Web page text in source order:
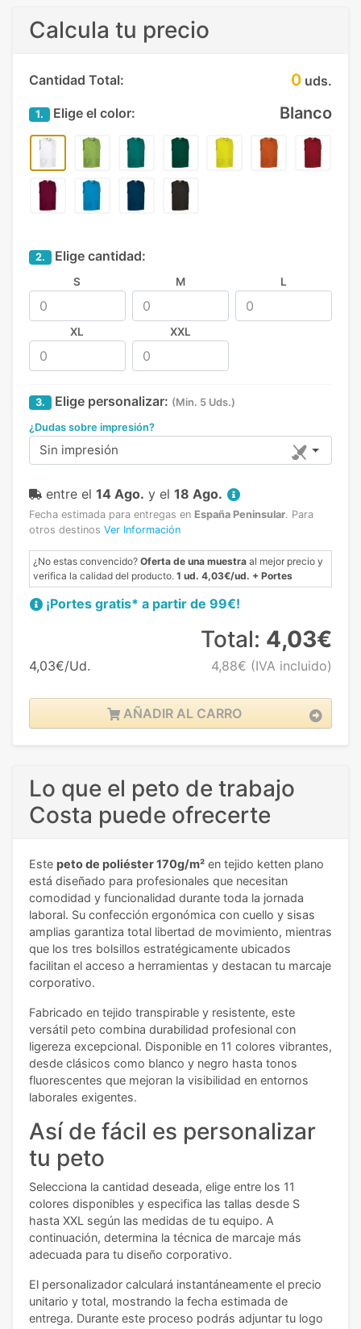
Calcula tu precio
Cantidad Total: 0 uds.
1. Elige el color: Blanco
2. Elige cantidad:
S M L
XL XXL
3. Elige personalizar: (Min. 5 Uds.)
¿Dudas sobre impresión?
Sin impresión
entre el 14 Ago. y el 18 Ago.
Fecha estimada para entregas en España Peninsular. Para
otros destinos Ver Información
¿No estas convencido? Oferta de una muestra al mejor precio y
verifica la calidad del producto. 1 ud. 4,03€/ud. + Portes
¡Portes gratis* a partir de 99€!
4,03€/Ud.
Total: 4,03€
4,88€ (IVA incluido)
AÑADIR AL CARRO
Lo que el peto de trabajo
Costa puede ofrecerte
Este peto de poliéster 170g/m² en tejido ketten plano
está diseñado para profesionales que necesitan
comodidad y funcionalidad durante toda la jornada
laboral. Su confección ergonómica con cuello y sisas
amplias garantiza total libertad de movimiento, mientras
que los tres bolsillos estratégicamente ubicados
facilitan el acceso a herramientas y destacan tu marcaje
corporativo.
Fabricado en tejido transpirable y resistente, este
versátil peto combina durabilidad profesional con
ligereza excepcional. Disponible en 11 colores vibrantes,
desde clásicos como blanco y negro hasta tonos
fluorescentes que mejoran la visibilidad en entornos
laborales exigentes.
Así de fácil es personalizar
tu peto
Selecciona la cantidad deseada, elige entre los 11
colores disponibles y especifica las tallas desde S
hasta XXL según las medidas de tu equipo. A
continuación, determina la técnica de marcaje más
adecuada para tu diseño corporativo.
El personalizador calculará instantáneamente el precio
unitario y total, mostrando la fecha estimada de
entrega. Durante este proceso podrás adjuntar tu logo